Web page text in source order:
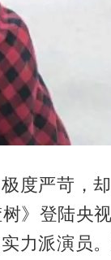
度严苛，
》登陆央
力派演员